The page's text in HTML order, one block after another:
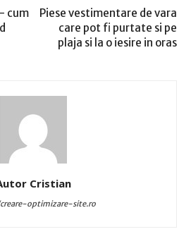
cum
Piese vestimentare de vara
care pot fi purtate si pe
plaja si la o iesire in oras
Cristian
optimizare-site.ro